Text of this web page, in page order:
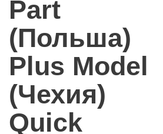
Part
(Польша)
Plus Model
(Чехия)
Quick